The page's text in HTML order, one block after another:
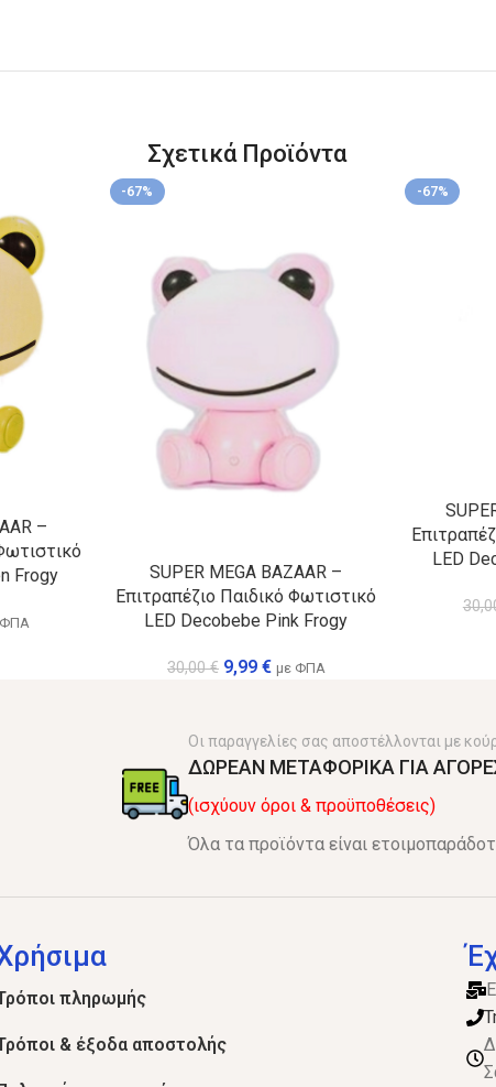
Σχετικά Προϊόντα
–
Frogy
-67%
SUPER MEGA BAZAAR –
Επιτραπέζιο Παιδικό Φωτιστικό
LED Decobebe Pink Frogy
30,00€ 9,99 € με ΦΠΑ
-67%
LED
Οι παραγγελίες σας αποστέλλονται με
ΔΩΡΕΑΝ ΜΕΤΑΦΟΡΙΚΑ ΓΙΑ
(ισχύουν όροι & προϋποθέσεις)
Όλα τα προϊόντα είναι
πληρωμής
& έξοδα αποστολής